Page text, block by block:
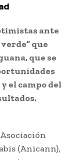
ante
que
que se
el campo del
(Anicann),